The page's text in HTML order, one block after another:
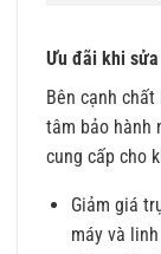
Ưu đãi khi
Bên cạnh
tâm bảo hành
cung cấp cho
Giảm giá
máy và